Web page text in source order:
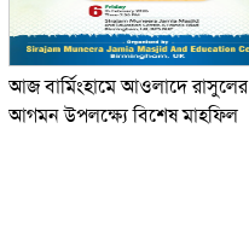
আজ বার্মিংহামে আওলাদে রাসুলের
আগমন উপলক্ষ্যে বিশেষ মাহফিল